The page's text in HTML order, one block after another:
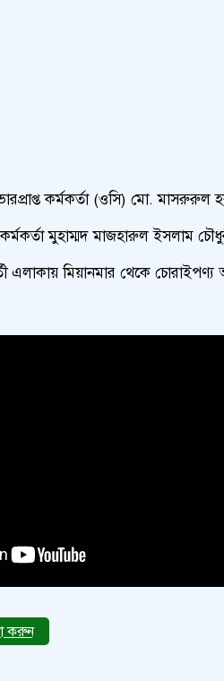
কর্মকর্তা (ওসি) মো.
কর্মকর্তা মুহাম্মদ মাজহারুল ইসলাম
এলাকায় মিয়ানমার থেকে চোরাইপণ্য
করুন